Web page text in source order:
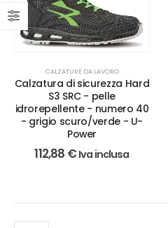
CALZATURE DA LAVORO
Calzatura di sicurezza Hard
S3 SRC - pelle
idrorepellente - numero 40
- grigio scuro/verde - U-
Power
112,88 € Iva inclusa